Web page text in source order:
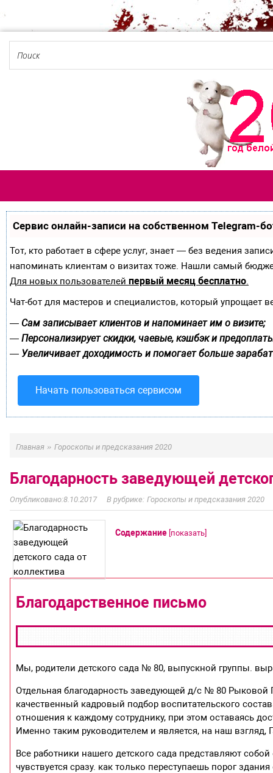
Сервис онлайн-записи на собственном Telegram-
Тот, кто работает в сфере услуг, знает — без ведения
напоминать клиентам о визитах тоже. Нашли самый
Для новых пользователей первый месяц бесплатно.
Чат-бот для мастеров и специалистов, который упрощает
— Сам записывает клиентов и напоминает им о визите;
— Персонализирует скидки, чаевые, кэшбэк и
— Увеличивает доходимость и помогает больше
Начать пользоваться сервисом
Главная » Гороскопы и предсказания 2020
Благодарность заведующей
8.10.2017 Гороскопы и предсказания 2020
Содержание [показать]
Благодарственное письмо
Мы, родители детского сада № 80, выпускной группы.
Отдельная благодарность заведующей д/с № 80 Рыковой
качественный кадровый подбор воспитательского
отношения к каждому сотруднику, при этом оставаясь
Именно таким руководителем и является, на наш взгляд,
Все работники нашего детского сада представляют
чувствуется сразу. как только переступаешь порог здания